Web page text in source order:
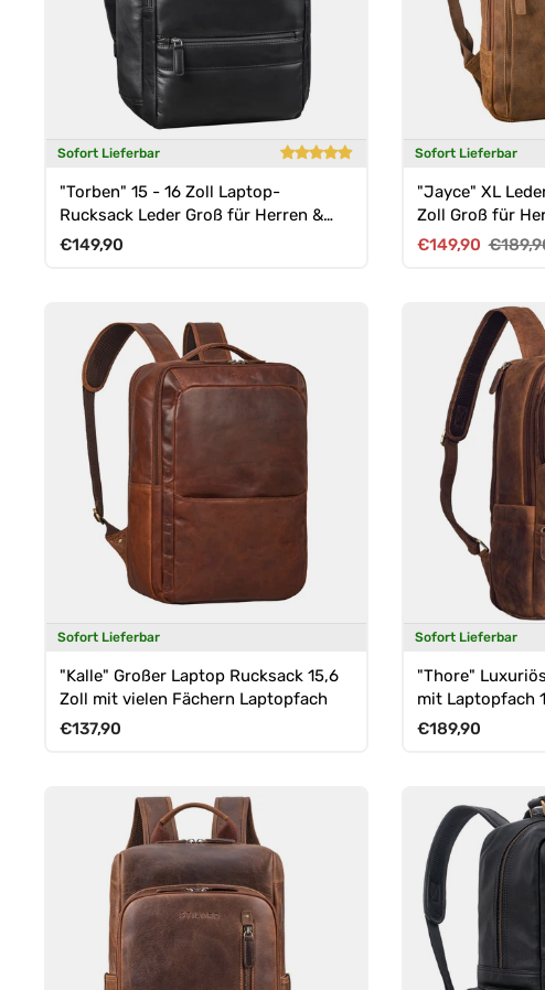
Sofort Lieferbar
"Torben" 15 - 16 Zoll Laptop-
Rucksack Leder Groß für Herren &
Damen
Normaler Preis
€149,90
Sofort Lieferbar
"Jayce" XL
Zoll Groß für
Verkaufspreis
€149,90
Sofort Lieferbar
"Kalle" Großer Laptop Rucksack 15,6
Zoll mit vielen Fächern Laptopfach
Normaler Preis
€137,90
Sofort Lieferbar
"Thore"
mit Laptopfach
Normaler Preis
€189,90